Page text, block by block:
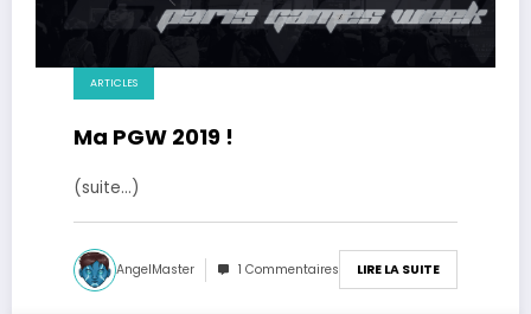
ARTICLES
Ma PGW 2019 !
(suite…)
AngelMaster 1 Commentaires LIRE LA SUITE